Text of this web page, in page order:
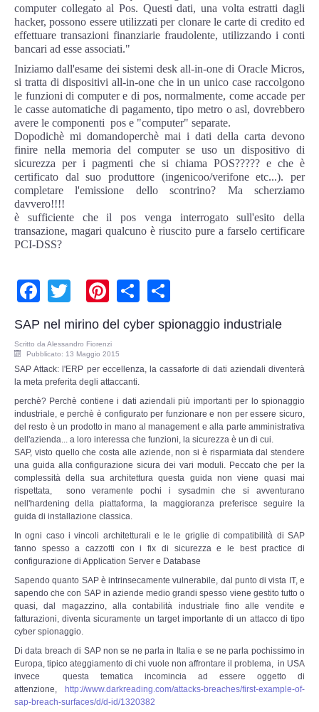
Copia/Acquisizione Forense Web
Indagini persone scomparse
Remote Digital Forensics
Acquisizione Forense remota
Sblocco PIN Smartphone
Recupero dati
Prevenzione Frode
Security Management
Risk Management
Incident Handling & Response
Log Management & SIEM
Vulnerability Assesment & Pen Test
BC & DR
Data Breach
A & C
Privacy & GDPR
Resp. Amministrativa dlsg 231
Adempimenti Ecommerce
Tutela Copyright e Marchi
computer collegato al Pos. Questi dati, una volta estratti dagli
hacker, possono essere utilizzati per clonare le carte di credito ed
effettuare transazioni finanziarie fraudolente, utilizzando i conti
bancari ad esse associati."
Iniziamo dall'esame dei sistemi desk all-in-one di Oracle Micros,
si tratta di dispositivi all-in-one che in un unico case raccolgono
le funzioni di computer e di pos, normalmente, come accade per
le casse automatiche di pagamento, tipo metro o asl, dovrebbero
avere le componenti pos e "computer" separate.
Dopodichè mi domandoperchè mai i dati della carta devono
finire nella memoria del computer se uso un dispositivo di
sicurezza per i pagmenti che si chiama POS????? e che è
certificato dal suo produttore (ingenicoo/verifone etc...). per
completare l'emissione dello scontrino? Ma scherziamo
davvero!!!!
è sufficiente che il pos venga interrogato sull'esito della
transazione, magari qualcuno è riuscito pure a farselo certificare
PCI-DSS?
Facebook
TwitterPinterest
Share
SAP nel mirino del cyber spionaggio industriale
Scritto daAlessandro Fiorenzi
Pubblicato: 13 Maggio 2015
SAP Attack: l'ERP per eccellenza, la cassaforte di dati aziendali diventerà
la meta preferita degli attaccanti.
perchè? Perchè contiene i dati aziendali più importanti per lo spionaggio
industriale, e perchè è configurato per funzionare e non per essere sicuro,
del resto è un prodotto in mano al management e alla parte amministrativa
dell'azienda... a loro interessa che funzioni, la sicurezza è un di cui.
SAP, visto quello che costa alle aziende, non si è risparmiata dal stendere
una guida alla configurazione sicura dei vari moduli. Peccato che per la
complessità della sua architettura questa guida non viene quasi mai
rispettata, sono veramente pochi i sysadmin che si avventurano
nell'hardening della piattaforma, la maggioranza preferisce seguire la
guida di installazione classica.
In ogni caso i vincoli architetturali e le le griglie di compatibilità di SAP
fanno spesso a cazzotti con i fix di sicurezza e le best practice di
configurazione di Application Server e Database
Sapendo quanto SAP è intrinsecamente vulnerabile, dal punto di vista IT, e
sapendo che con SAP in aziende medio grandi spesso viene gestito tutto o
quasi, dal magazzino, alla contabilità industriale fino alle vendite e
fatturazioni, diventa sicuramente un target importante di un attacco di tipo
cyber spionaggio.
Di data breach di SAP non se ne parla in Italia e se ne parla pochissimo in
Europa, tipico ateggiamento di chi vuole non affrontare il problema, in USA
invece questa tematica incomincia ad essere oggetto di
attenzione,
http://www.darkreading.com/attacks-breaches/first-example-of-
sap-breach-surfaces/d/d-id/1320382